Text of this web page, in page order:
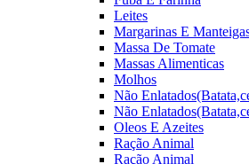
Leites
Margarinas E
Massa De Tomate
Massas Alimenticas
Molhos
Não
Não
Oleos E Azeites
Ração Animal
Ração Animal